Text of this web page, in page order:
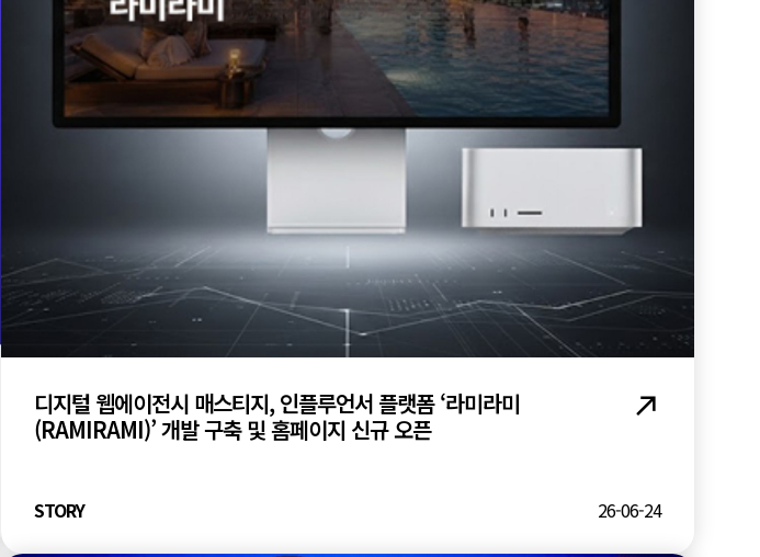
디지털 웹에이전시 매스티지, 인플루언서 플랫폼 ‘라미라미
(RAMIRAMI)’ 개발 구축 및 홈페이지 신규 오픈
STORY 26-06-24